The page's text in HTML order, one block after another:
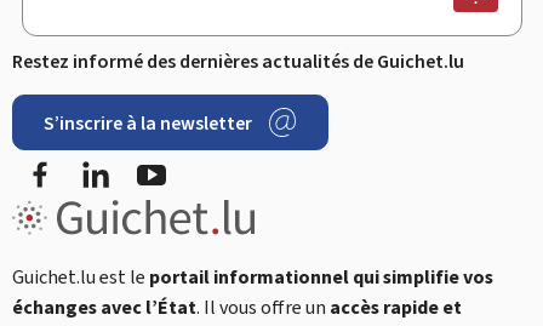
Restez informé des dernières actualités de Guichet.lu
S’inscrire à la newsletter
FacebookLinkedIn
Guichet.lu est le portail informationnel qui simplifie vos
échanges avec l’État. Il vous offre un accès rapide et